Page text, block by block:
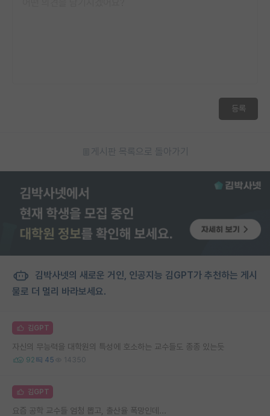
등록
게시판 목록으로 돌아가기
김박사넷의 새로운 거인, 인공지능 김GPT가 추천하는 게시
물로 더 멀리 바라보세요.
김GPT
자신의 무능력을 대학원의 특성에 호소하는 교수들도 종종 있는듯
92 45 14350
김GPT
요즘 공학 교수들 엄청 뽑고, 출산율 폭망인데...